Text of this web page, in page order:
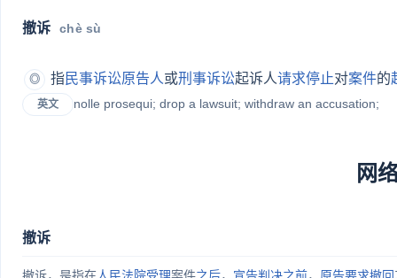
撤诉 chè sù
◎ 指民事诉讼原告人或刑事诉讼起诉人请求停止对案件的
英文 nolle prosequi; drop a lawsuit; withdraw an accusation;
网
撤诉